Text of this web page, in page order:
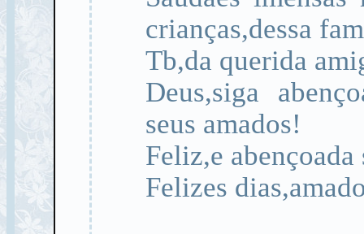
crianças,dessa
Tb,da querida
Deus,siga
seus amados!
Feliz,e abençoada
Felizes